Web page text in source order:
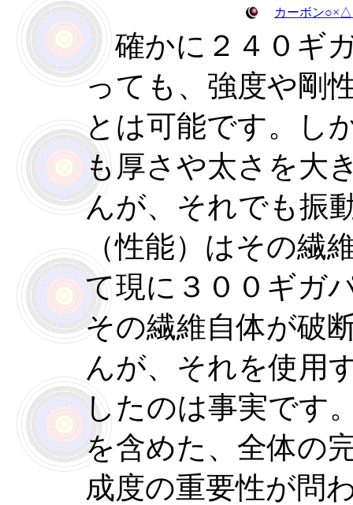
カーボン○×△
確かに２４０ギ
っても、強度や剛
とは可能です。し
も厚さや太さを大
んが、それでも振
（性能）はその繊
て現に３００ギガ
その繊維自体が破
んが、それを使用
したのは事実です
を含めた、全体の
成度の重要性が問